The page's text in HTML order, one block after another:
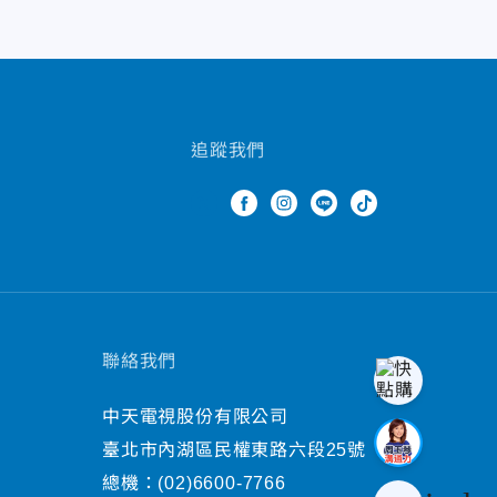
追蹤我們
聯絡我們
中天電視股份有限公司
臺北市內湖區民權東路六段25號
總機： (02)6600-7766